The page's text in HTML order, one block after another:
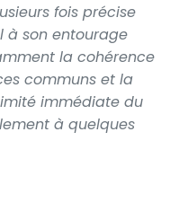
fois précise
à son entourage
la cohérence
communs et la
immédiate du
à quelques